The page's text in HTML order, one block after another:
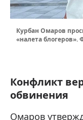
Курбан Омаров
«налета блогеров».
Конфликт
обвинения
Омаров